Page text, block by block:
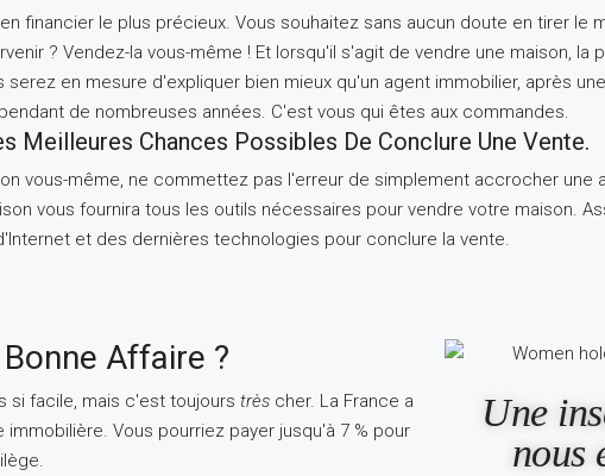
financier le plus précieux. Vous souhaitez sans aucun doute en tirer le
? Vendez-la vous-même ! Et lorsqu'il s'agit de vendre une maison, la
en mesure d'expliquer bien mieux qu'un agent immobilier, après
de nombreuses années. C'est vous qui êtes aux commandes.
Meilleures Chances Possibles De Conclure Une Vente.
vous-même, ne commettez pas l'erreur de simplement accrocher une
vous fournira tous les outils nécessaires pour vendre votre maison.
et des dernières technologies pour conclure la vente.
Affaire ?
si facile, mais c'est toujours trèscher. La France a
Vous pourriez payer jusqu'à 7 % pour
Une
nous